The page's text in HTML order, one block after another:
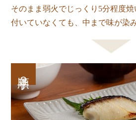
そのまま弱火でじっくり5分程度
付いていなくても、中まで味が染
手順３